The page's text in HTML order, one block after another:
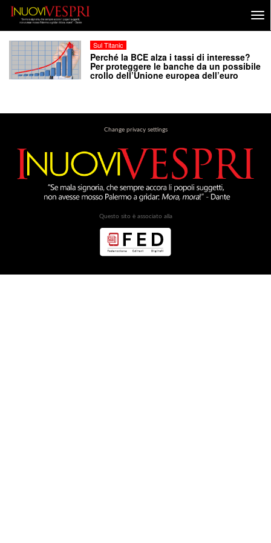
Sul Titanic
Perché la BCE alza i tassi di interesse?
Per proteggere le banche da un possibile
crollo dell’Unione europea dell’euro
Change privacy settings
Questo sito è associato alla